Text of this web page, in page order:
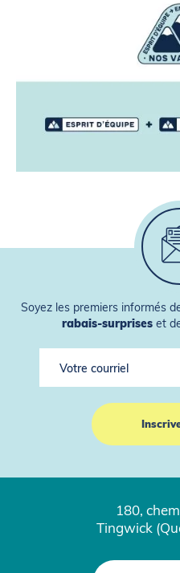
Soyez les premiers informés
rabais-surpriseset
180,
Tingwick